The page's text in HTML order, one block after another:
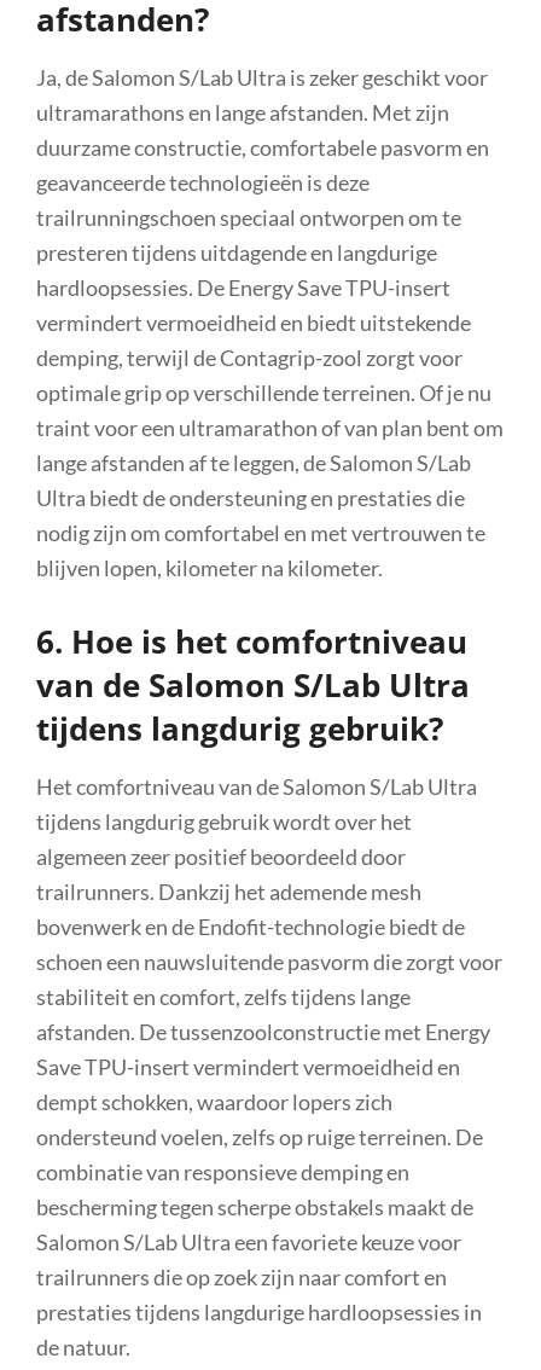
afstanden?
Ja, de Salomon S/Lab Ultra is zeker geschikt voor
ultramarathons en lange afstanden. Met zijn
duurzame constructie, comfortabele pasvorm en
geavanceerde technologieën is deze
trailrunningschoen speciaal ontworpen om te
presteren tijdens uitdagende en langdurige
hardloopsessies. De Energy Save TPU-insert
vermindert vermoeidheid en biedt uitstekende
demping, terwijl de Contagrip-zool zorgt voor
optimale grip op verschillende terreinen. Of je nu
traint voor een ultramarathon of van plan bent om
lange afstanden af te leggen, de Salomon S/Lab
Ultra biedt de ondersteuning en prestaties die
nodig zijn om comfortabel en met vertrouwen te
blijven lopen, kilometer na kilometer.
6. Hoe is het comfortniveau
van de Salomon S/Lab Ultra
tijdens langdurig gebruik?
Het comfortniveau van de Salomon S/Lab Ultra
tijdens langdurig gebruik wordt over het
algemeen zeer positief beoordeeld door
trailrunners. Dankzij het ademende mesh
bovenwerk en de Endofit-technologie biedt de
schoen een nauwsluitende pasvorm die zorgt voor
stabiliteit en comfort, zelfs tijdens lange
afstanden. De tussenzoolconstructie met Energy
Save TPU-insert vermindert vermoeidheid en
dempt schokken, waardoor lopers zich
ondersteund voelen, zelfs op ruige terreinen. De
combinatie van responsieve demping en
bescherming tegen scherpe obstakels maakt de
Salomon S/Lab Ultra een favoriete keuze voor
trailrunners die op zoek zijn naar comfort en
prestaties tijdens langdurige hardloopsessies in
de natuur.